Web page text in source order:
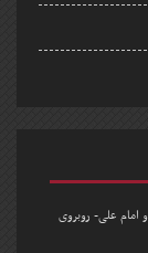
امام علی- روبروی